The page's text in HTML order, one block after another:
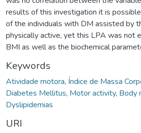
results of this investigation it is
of the individuals with DM assisted by
physically active, yet this LPA was not
BMI as well as the biochemical
Keywords
Atividade motora, Índice de Massa
Diabetes Mellitus, Motor activity, Body
Dyslipidemias
URI